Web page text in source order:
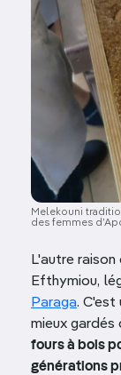
Melekouni
des femmes
L'autre
Efthymiou,
Paraga. C'est
mieux gardés
fours à bois
générations